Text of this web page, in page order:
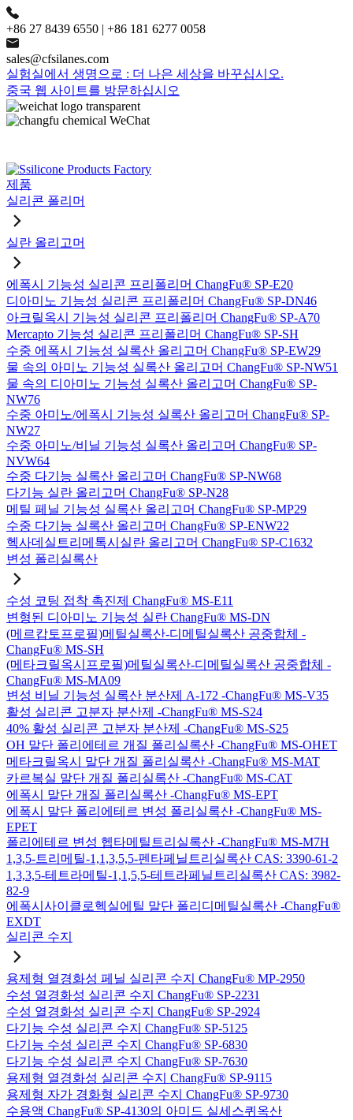
+86 27 8439 6550 | +86 181 6277 0058
sales@cfsilanes.com
실험실에서 생명으로 : 더 나은 세상을 바꾸십시오.
중국 웹 사이트를 방문하십시오
제품
실리콘 폴리머
실란 올리고머
에폭시 기능성 실리콘 프리폴리머 ChangFu® SP-E20
디아미노 기능성 실리콘 프리폴리머 ChangFu® SP-DN46
아크릴옥시 기능성 실리콘 프리폴리머 ChangFu® SP-A70
Mercapto 기능성 실리콘 프리폴리머 ChangFu® SP-SH
수중 에폭시 기능성 실록산 올리고머 ChangFu® SP-EW29
물 속의 아미노 기능성 실록산 올리고머 ChangFu® SP-NW51
물 속의 디아미노 기능성 실록산 올리고머 ChangFu® SP-
NW76
수중 아미노/에폭시 기능성 실록산 올리고머 ChangFu® SP-
NW27
수중 아미노/비닐 기능성 실록산 올리고머 ChangFu® SP-
NVW64
수중 다기능 실록산 올리고머 ChangFu® SP-NW68
다기능 실란 올리고머 ChangFu® SP-N28
메틸 페닐 기능성 실록산 올리고머 ChangFu® SP-MP29
수중 다기능 실록산 올리고머 ChangFu® SP-ENW22
헥사데실트리메톡시실란 올리고머 ChangFu® SP-C1632
변성 폴리실록산
수성 코팅 접착 촉진제 ChangFu® MS-E11
변형된 디아미노 기능성 실란 ChangFu® MS-DN
(메르캅토프로필)메틸실록산-디메틸실록산 공중합체 -
ChangFu® MS-SH
(메타크릴옥시프로필)메틸실록산-디메틸실록산 공중합체 -
ChangFu® MS-MA09
변성 비닐 기능성 실록산 분산제 A-172 -ChangFu® MS-V35
활성 실리콘 고분자 분산제 -ChangFu® MS-S24
40% 활성 실리콘 고분자 분산제 -ChangFu® MS-S25
OH 말단 폴리에테르 개질 폴리실록산 -ChangFu® MS-OHET
메타크릴옥시 말단 개질 폴리실록산 -ChangFu® MS-MAT
카르복실 말단 개질 폴리실록산 -ChangFu® MS-CAT
에폭시 말단 개질 폴리실록산 -ChangFu® MS-EPT
에폭시 말단 폴리에테르 변성 폴리실록산 -ChangFu® MS-
EPET
폴리에테르 변성 헵타메틸트리실록산 -ChangFu® MS-M7H
1,3,5-트리메틸-1,1,3,5,5-펜타페닐트리실록산 CAS: 3390-61-2
1,3,3,5-테트라메틸-1,1,5,5-테트라페닐트리실록산 CAS: 3982-
82-9
에폭시사이클로헥실에틸 말단 폴리디메틸실록산 -ChangFu®
EXDT
실리콘 수지
용제형 열경화성 페닐 실리콘 수지 ChangFu® MP-2950
수성 열경화성 실리콘 수지 ChangFu® SP-2231
수성 열경화성 실리콘 수지 ChangFu® SP-2924
다기능 수성 실리콘 수지 ChangFu® SP-5125
다기능 수성 실리콘 수지 ChangFu® SP-6830
다기능 수성 실리콘 수지 ChangFu® SP-7630
용제형 열경화성 실리콘 수지 ChangFu® SP-9115
용제형 자가 경화형 실리콘 수지 ChangFu® SP-9730
수용액 ChangFu® SP-4130의 아미드 실세스퀴옥산